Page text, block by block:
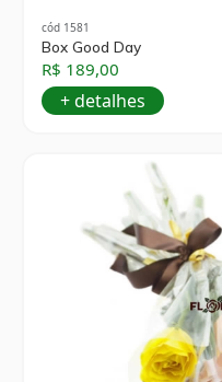
cód 1581
Box Good Day
R$ 189,00
+ detalhes